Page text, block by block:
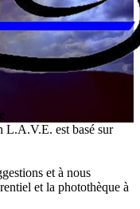
L.A.V.E. est basé sur
et à nous
et la photothèque à